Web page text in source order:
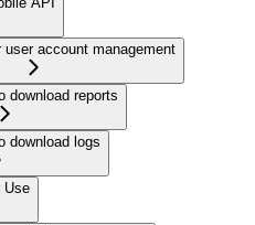
account management
download reports
download logs
Use